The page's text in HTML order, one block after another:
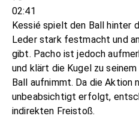
02:41
Kessié spielt den Ball hinter
Leder stark festmacht und
gibt. Pacho ist jedoch
und klärt die Kugel zu
Ball aufnimmt. Da die Aktion
unbeabsichtigt erfolgt,
indirekten Freistoß.